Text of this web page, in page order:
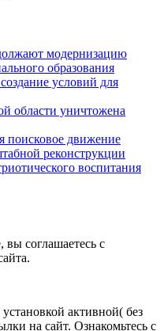
модернизацию
образования
условий для
области уничтожена
поисковое движение
реконструкции
воспитания
соглашаетесь с
активной( без
на сайт. Ознакомьтесь с